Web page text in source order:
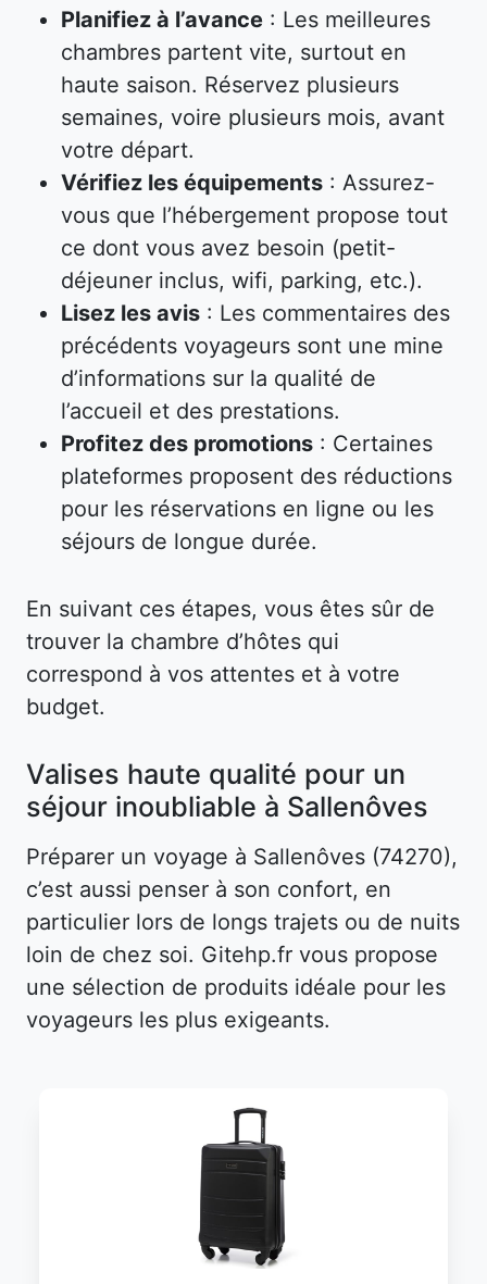
Planifiez à l’avance : Les meilleures
chambres partent vite, surtout en
haute saison. Réservez plusieurs
semaines, voire plusieurs mois, avant
votre départ.
Vérifiez les équipements : Assurez-
vous que l’hébergement propose tout
ce dont vous avez besoin (petit-
déjeuner inclus, wifi, parking, etc.).
Lisez les avis : Les commentaires des
précédents voyageurs sont une mine
d’informations sur la qualité de
l’accueil et des prestations.
Profitez des promotions : Certaines
plateformes proposent des réductions
pour les réservations en ligne ou les
séjours de longue durée.
En suivant ces étapes, vous êtes sûr de
trouver la chambre d’hôtes qui
correspond à vos attentes et à votre
budget.
Valises haute qualité pour un
séjour inoubliable à Sallenôves
Préparer un voyage à Sallenôves (74270),
c’est aussi penser à son confort, en
particulier lors de longs trajets ou de nuits
loin de chez soi. Gitehp.fr vous propose
une sélection de produits idéale pour les
voyageurs les plus exigeants.